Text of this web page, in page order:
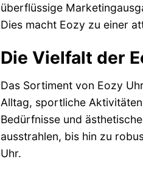
überflüssige
Dies macht Eozy zu einer
Die Vielfalt der
Das Sortiment von Eozy
Alltag, sportliche
Bedürfnisse und
ausstrahlen, bis hin zu
Uhr.